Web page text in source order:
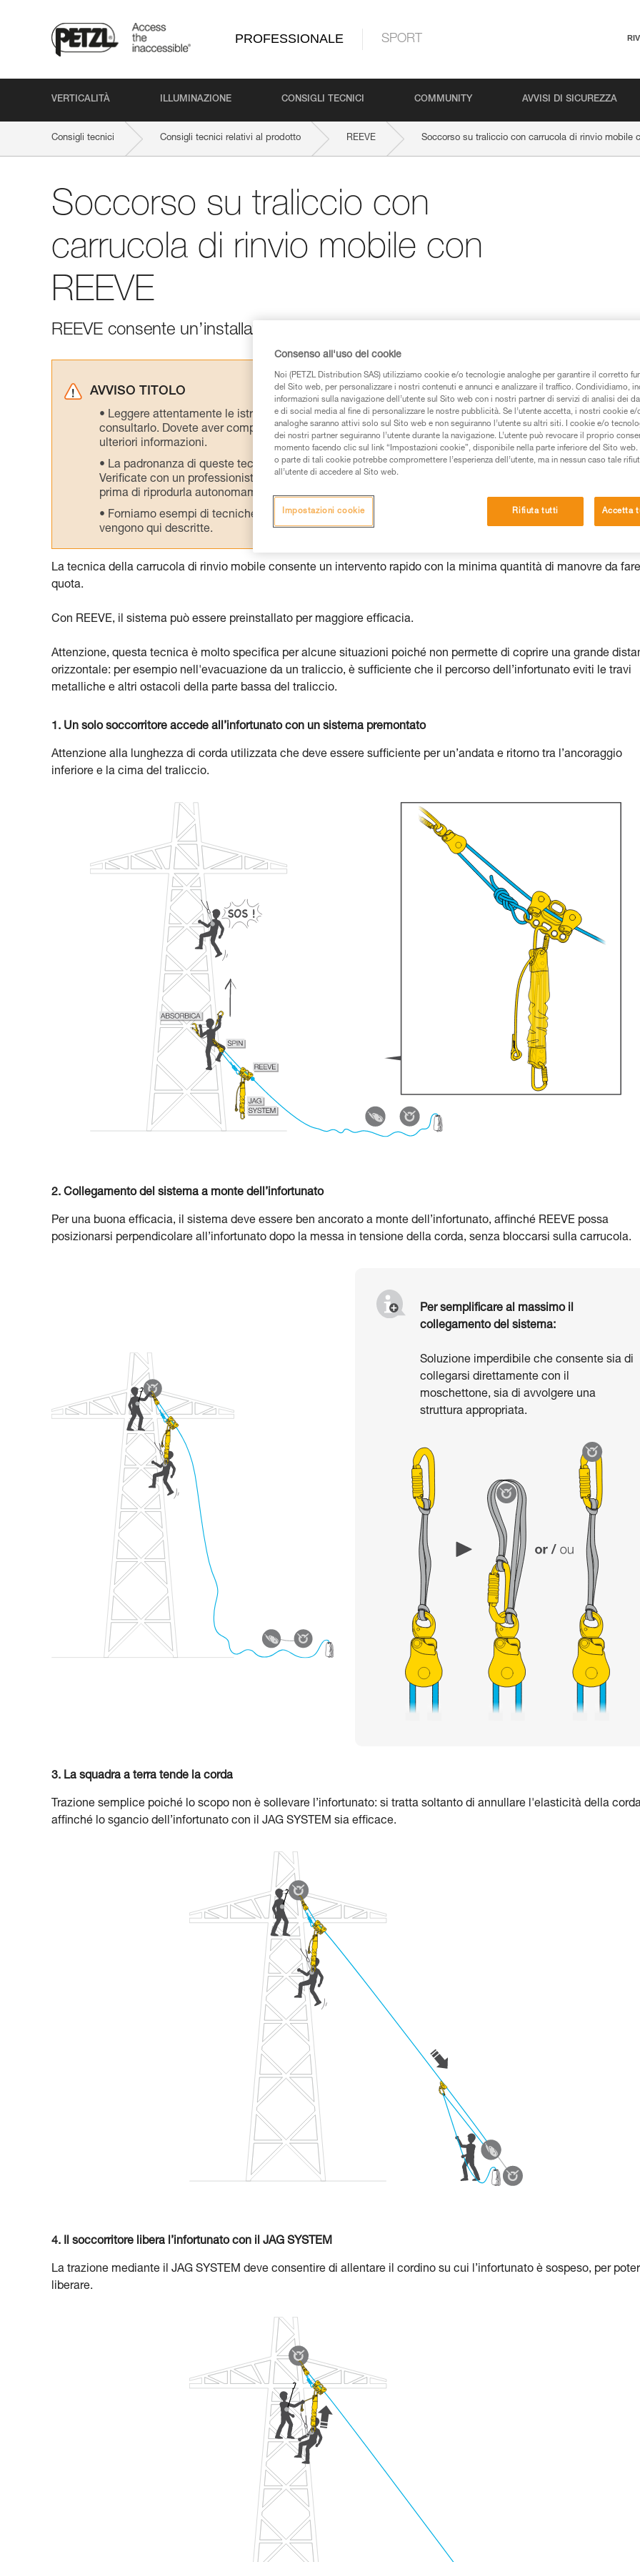
PROFESSIONALE SPORT
VERTICALITÀ ILLUMINAZIONE CONSIGLI TECNICI COMMUNITY AVVISI DI SICUREZZA
Consigli tecnici Consigli tecnici relativi al prodotto REEVE Soccorso su traliccio con carrucola di rinvio mobile
Soccorso su traliccio con
carrucola di rinvio mobile con
REEVE
REEVE consente un’installazione efficace e chiara di tutti gli elementi necessari.
AVVISO TITOLO
Leggere attentamente le istruzioni tecniche dei prodotti utilizzati in questo consiglio prima di
consultarlo. Dovete aver compreso le informazioni dell’istruzione tecnica per poter capire queste
ulteriori informazioni.
La padronanza di queste tecniche richiede una formazione ed un addestramento specifico.
Verificate con un professionista la vostra capacità di rifare la manovra, da soli, in piena sicurezza,
prima di riprodurla autonomamente.
Forniamo esempi di tecniche relative alla vostra attività. Ne possono esistere altre che non
vengono qui descritte.
La tecnica della carrucola di rinvio mobile consente un intervento rapido con la minima quantità di manovre da
quota.
Con REEVE, il sistema può essere preinstallato per maggiore efficacia.
Attenzione, questa tecnica è molto specifica per alcune situazioni poiché non permette di coprire una grande
orizzontale: per esempio nell'evacuazione da un traliccio, è sufficiente che il percorso dell’infortunato eviti le travi
metalliche e altri ostacoli della parte bassa del traliccio.
1. Un solo soccorritore accede all’infortunato con un sistema premontato
Attenzione alla lunghezza di corda utilizzata che deve essere sufficiente per un’andata e ritorno tra l’ancoraggio
inferiore e la cima del traliccio.
2. Collegamento del sistema a monte dell’infortunato
Per una buona efficacia, il sistema deve essere ben ancorato a monte dell’infortunato, affinché REEVE possa
posizionarsi perpendicolare all’infortunato dopo la messa in tensione della corda, senza bloccarsi sulla carrucola.
Per semplificare al massimo il
collegamento del sistema:
Soluzione imperdibile che consente sia di
collegarsi direttamente con il
moschettone, sia di avvolgere una
struttura appropriata.
3. La squadra a terra tende la corda
Trazione semplice poiché lo scopo non è sollevare l’infortunato: si tratta soltanto di annullare l'elasticità della
affinché lo sgancio dell’infortunato con il JAG SYSTEM sia efficace.
4. Il soccorritore libera l’infortunato con il JAG SYSTEM
La trazione mediante il JAG SYSTEM deve consentire di allentare il cordino su cui l’infortunato è sospeso, per
liberare.
Consenso all'uso dei cookie
Noi (PETZL Distribution SAS) utilizziamo cookie e/o tecnologie analoghe per garantire il corretto
del Sito web, per personalizzare i nostri contenuti e annunci e analizzare il traffico. Condividiamo,
informazioni sulla navigazione dell’utente sul Sito web con i nostri partner di servizi di analisi dei
e di social media al fine di personalizzare le nostre pubblicità. Se l’utente accetta, i nostri cookie
analoghe saranno attivi solo sul Sito web e non seguiranno l’utente su altri siti. I cookie e/o
dei nostri partner seguiranno l’utente durante la navigazione. L’utente può revocare il proprio
momento facendo clic sul link “Impostazioni cookie”, disponibile nella parte inferiore del Sito
o parte di tali cookie potrebbe compromettere l’esperienza dell’utente, ma in nessun caso tale
all’utente di accedere al Sito web.
Rifiuta tutti Accetta
Impostazioni cookie